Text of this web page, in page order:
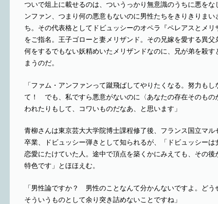
ついで俎上に載せるのは、ついうっかり無意識のうちに悪をな
ンファン、つまり何の悪意もないのに男性たちをきりきりまい
ち。その代表格としてドビュッシーのオペラ『ペレアスとメリ
をご指名。王子ゴローと妻メリザンド。その兄嫁を愛する異父
何をするでもない妖精めいたメリザンドなのに、兄が弟を殺す
まうのだ。
「ファム・アンファンって蹴飛ばしてやりたくなる。努力も
て！ でも、私ですら悪意がないのに〈あなたの存在そのもの
われたりもして、コワいものだなあ、と思います」
青柳さんは東京芸大大学院博士課程修了後、フランス国立マル
卒業、ドビュッシー弾きとして知られるが、「ドビュッシーは
恋愛にたけていた人。途中で頂点を築くかにみえても、その後
特色です」とほほえむ。
「男性論ですか？ 男性のことなんて分かんないですよ。どう
そういうものとして余り突き詰めないことですね」